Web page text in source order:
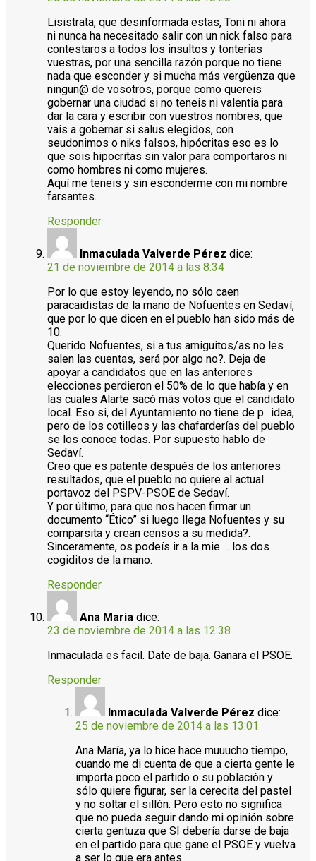
Lisistrata, que desinformada estas, Toni ni ahora
ni nunca ha necesitado salir con un nick falso para
contestaros a todos los insultos y tonterias
vuestras, por una sencilla razón porque no tiene
nada que esconder y si mucha más vergüenza que
ningun@ de vosotros, porque como quereis
gobernar una ciudad si no teneis ni valentia para
dar la cara y escribir con vuestros nombres, que
vais a gobernar si salus elegidos, con
seudonimos o niks falsos, hipócritas eso es lo
que sois hipocritas sin valor para comportaros ni
como hombres ni como mujeres.
Aquí me teneis y sin esconderme con mi nombre
farsantes.
Responder
Inmaculada Valverde Pérez dice:
21 de noviembre de 2014 a las 8:34
Por lo que estoy leyendo, no sólo caen
paracaidistas de la mano de Nofuentes en Sedaví,
que por lo que dicen en el pueblo han sido más de
10.
Querido Nofuentes, si a tus amiguitos/as no les
salen las cuentas, será por algo no?. Deja de
apoyar a candidatos que en las anteriores
elecciones perdieron el 50% de lo que había y en
las cuales Alarte sacó más votos que el candidato
local. Eso si, del Ayuntamiento no tiene de p.. idea,
pero de los cotilleos y las chafarderías del pueblo
se los conoce todas. Por supuesto hablo de
Sedaví.
Creo que es patente después de los anteriores
resultados, que el pueblo no quiere al actual
portavoz del PSPV-PSOE de Sedaví.
Y por último, para que nos hacen firmar un
documento “Ético” si luego llega Nofuentes y su
comparsita y crean censos a su medida?.
Sinceramente, os podeís ir a la mie…. los dos
cogiditos de la mano.
Responder
Ana Maria dice:
23 de noviembre de 2014 a las 12:38
Inmaculada es facil. Date de baja. Ganara el PSOE.
Responder
Inmaculada Valverde Pérez dice:
25 de noviembre de 2014 a las 13:01
Ana María, ya lo hice hace muuucho tiempo,
cuando me di cuenta de que a cierta gente le
importa poco el partido o su población y
sólo quiere figurar, ser la cerecita del pastel
y no soltar el sillón. Pero esto no significa
que no pueda seguir dando mi opinión sobre
cierta gentuza que SI debería darse de baja
en el partido para que gane el PSOE y vuelva
a ser lo que era antes.